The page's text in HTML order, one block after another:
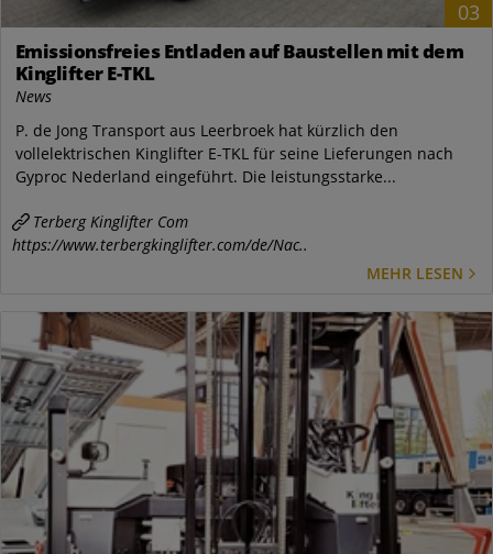
03
Emissionsfreies Entladen auf Baustellen mit dem
Kinglifter E-TKL
News
P. de Jong Transport aus Leerbroek hat kürzlich den
vollelektrischen Kinglifter E-TKL für seine Lieferungen nach
Gyproc Nederland eingeführt. Die leistungsstarke...
Terberg Kinglifter Com
https://www.terbergkinglifter.com/de/Nac..
MEHR LESEN